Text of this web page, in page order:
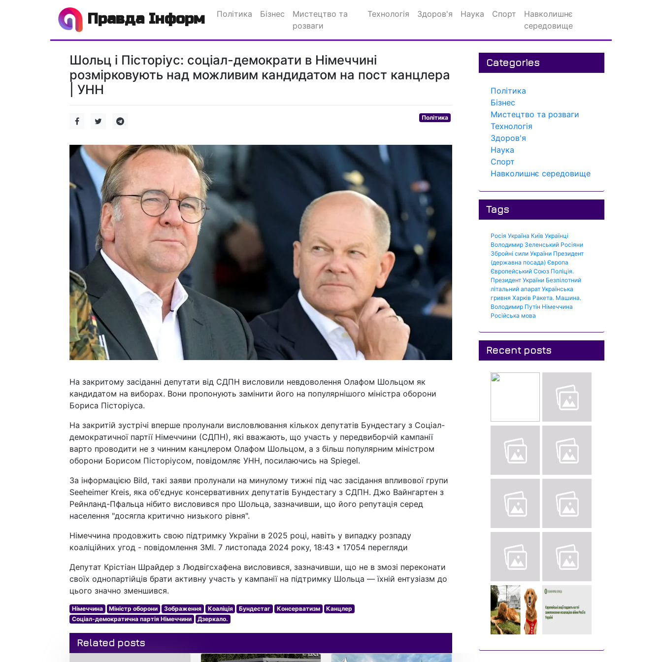
Правда Інформ Політика Бізнес
Мистецтво та
розваги
Технологія Здоров'я Наука Спорт
Навколишнє
середовище
Шольц і Пісторіус: соціал-демократи в Німеччині
розмірковують над можливим кандидатом на пост канцлера
| УНН
Політика
На закритому засіданні депутати від СДПН висловили невдоволення Олафом Шольцом як
кандидатом на виборах. Вони пропонують замінити його на популярнішого міністра оборони
Бориса Пісторіуса.
На закритій зустрічі вперше пролунали висловлювання кількох депутатів Бундестагу з Соціал-
демократичної партії Німеччини (СДПН), які вважають, що участь у передвиборчій кампанії
варто проводити не з чинним канцлером Олафом Шольцом, а з більш популярним міністром
оборони Борисом Пісторіусом, повідомляє УНН, посилаючись на Spiegel.
За інформацією Bild, такі заяви пролунали на минулому тижні під час засідання впливової групи
Seeheimer Kreis, яка об'єднує консервативних депутатів Бундестагу з СДПН. Джо Вайнгартен з
Рейнланд-Пфальца нібито висловився про Шольца, зазначивши, що його репутація серед
населення "досягла критично низького рівня".
Німеччина продовжить свою підтримку України в 2025 році, навіть у випадку розпаду
коаліційних угод - повідомлення ЗМІ. 7 листопада 2024 року, 18:43 * 17054 перегляди
Депутат Крістіан Шрайдер з Людвігсхафена висловився, зазначивши, що не в змозі переконати
своїх однопартійців брати активну участь у кампанії на підтримку Шольца — їхній ентузіазм до
цього значно зменшився.
Німеччина Міністр оборони Зображення Коаліція Бундестаг Консерватизм
Канцлер
Соціал-демократична партія Німеччини
Дзеркало.
Related posts
Categories
Політика
Бізнес
Мистецтво та розваги
Технологія
Здоров'я
Наука
Спорт
Навколишнє середовище
Tags
Росія Україна Київ Українці
Володимир Зеленський Росіяни
Збройні сили України Президент
(державна посада) Європа
Європейський Союз Поліція.
Президент України Безпілотний
літальний апарат Українська
гривня Харків Ракета. Машина.
Володимир Путін Німеччина
Російська мова
Recent posts